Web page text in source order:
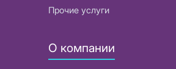
Прочие услуги
О компании